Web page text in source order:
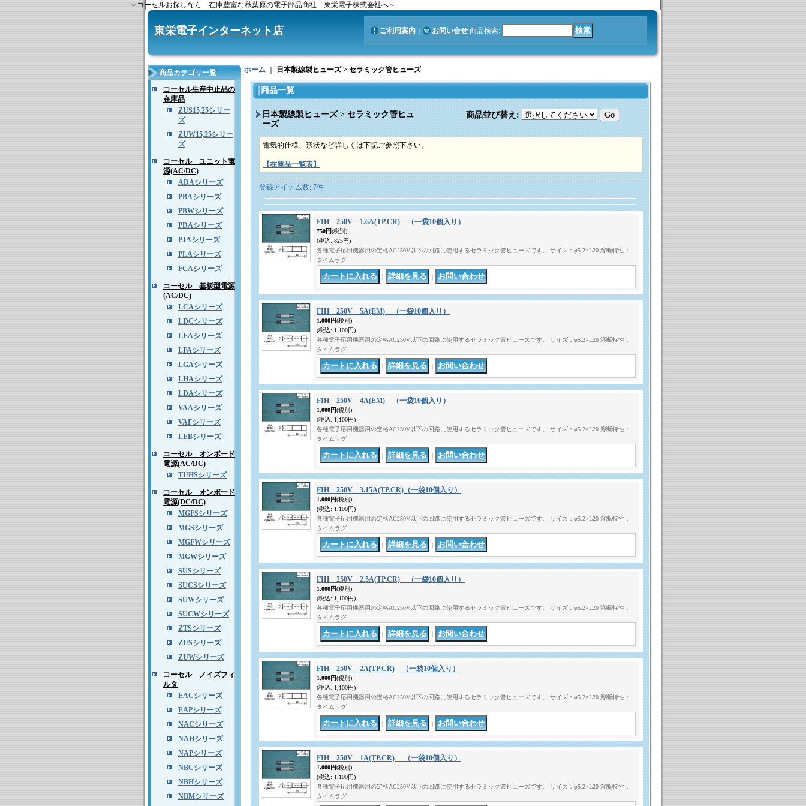
～コーセルお探しなら 在庫豊富な秋葉原の電子部品商社 東栄電子株式会社へ～
東栄電子インターネット店 ご利用案内 お問い合せ 商品検索:
商品カテゴリ一覧
コーセル生産中止品の
在庫品
ZUS15,25シリー
ズ
ZUW15,25シリー
ズ
コーセル ユニット電
源(AC/DC)
ADAシリーズ
PBAシリーズ
PBWシリーズ
PDAシリーズ
PJAシリーズ
PLAシリーズ
FCAシリーズ
コーセル 基板型電源
(AC/DC)
LCAシリーズ
LDCシリーズ
LEAシリーズ
LFAシリーズ
LGAシリーズ
LHAシリーズ
LDAシリーズ
VAAシリーズ
VAFシリーズ
LEBシリーズ
コーセル オンボード
電源(AC/DC)
TUHSシリーズ
コーセル オンボード
電源(DC/DC)
MGFSシリーズ
MGSシリーズ
MGFWシリーズ
MGWシリーズ
SUSシリーズ
SUCSシリーズ
SUWシリーズ
SUCWシリーズ
ZTSシリーズ
ZUSシリーズ
ZUWシリーズ
コーセル ノイズフィ
ルタ
EACシリーズ
EAPシリーズ
NACシリーズ
NAHシリーズ
NAPシリーズ
NBCシリーズ
NBHシリーズ
NBMシリーズ
ホーム 日本製線製ヒューズ > セラミック管ヒューズ
商品一覧
日本製線製ヒューズ > セラミック管ヒュ
ーズ
商品並び替え :
電気的仕様、形状など詳しくは下記ご参照下さい。
【在庫品一覧表】
登録アイテム数: 7件
FIH 250V 1.6A(TP.CR) （一袋10個入り）
750円(税別)
(税込: 825円)
各種電子応用機器用の定格AC250V以下の回路に使用するセラミック管ヒューズです。 サイズ：φ5.2×L20 溶断特性：
タイムラグ
｜ ｜
FIH 250V 5A(EM) （一袋10個入り）
1,000円(税別)
(税込: 1,100円)
各種電子応用機器用の定格AC250V以下の回路に使用するセラミック管ヒューズです。 サイズ：φ5.2×L20 溶断特性：
タイムラグ
｜ ｜
FIH 250V 4A(EM) （一袋10個入り）
1,000円(税別)
(税込: 1,100円)
各種電子応用機器用の定格AC250V以下の回路に使用するセラミック管ヒューズです。 サイズ：φ5.2×L20 溶断特性：
タイムラグ
｜ ｜
FIH 250V 3.15A(TP.CR)（一袋10個入り）
1,000円(税別)
(税込: 1,100円)
各種電子応用機器用の定格AC250V以下の回路に使用するセラミック管ヒューズです。 サイズ：φ5.2×L20 溶断特性：
タイムラグ
｜ ｜
FIH 250V 2.5A(TP.CR) （一袋10個入り）
1,000円(税別)
(税込: 1,100円)
各種電子応用機器用の定格AC250V以下の回路に使用するセラミック管ヒューズです。 サイズ：φ5.2×L20 溶断特性：
タイムラグ
｜ ｜
FIH 250V 2A(TP CR) （一袋10個入り）
1,000円(税別)
(税込: 1,100円)
各種電子応用機器用の定格AC250V以下の回路に使用するセラミック管ヒューズです。 サイズ：φ5.2×L20 溶断特性：
タイムラグ
｜ ｜
FIH 250V 1A(TP.CR) （一袋10個入り）
1,000円(税別)
(税込: 1,100円)
各種電子応用機器用の定格AC250V以下の回路に使用するセラミック管ヒューズです。 サイズ：φ5.2×L20 溶断特性：
タイムラグ